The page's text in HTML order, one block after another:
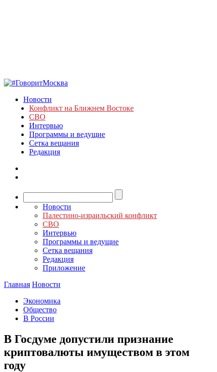
Новости
Конфликт на Ближнем Востоке
СВО
Интервью
Программы и ведущие
Сетка вещания
Редакция
Новости
Палестино-израильский конфликт
СВО
Интервью
Программы и ведущие
Сетка вещания
Редакция
Приложение
Главная Новости
Экономика
Общество
В России
В Госдуме допустили признание
криптовалюты имуществом в этом
году